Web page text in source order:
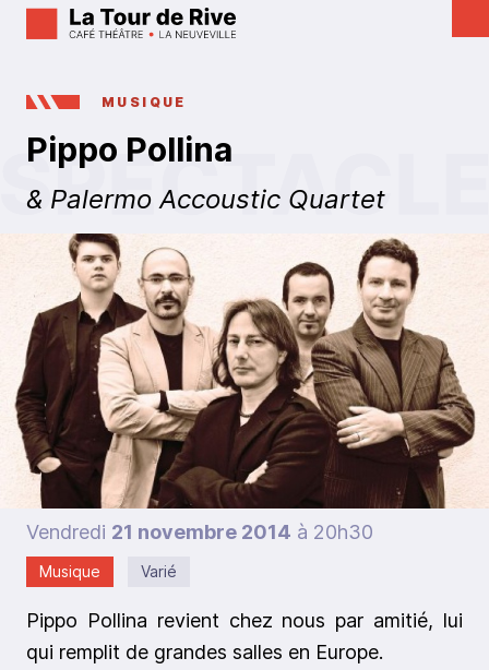
MUSIQUE
Pippo Pollina
& Palermo Accoustic Quartet
Vendredi 21 novembre 2014 à 20h30
Musique Varié
Pippo Pollina revient chez nous par amitié, lui
qui remplit de grandes salles en Europe.